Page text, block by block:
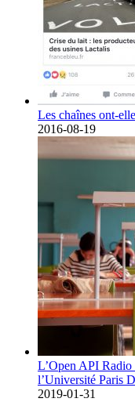
Les chaînes ont-
2016-08-19
L’Open API Radio
l’Université Paris
2019-01-31